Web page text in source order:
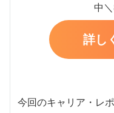
中
詳し
今回のキャリア・レ